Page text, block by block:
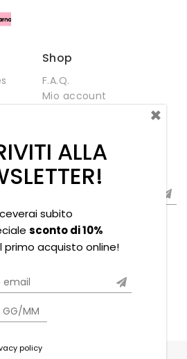
Shop
F.A.Q.
Mio account
ALLA
subito
sconto di 10%
primo acquisto online!
policy
×